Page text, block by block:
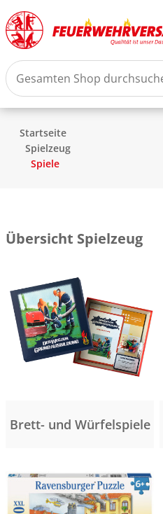
Startseite
Spielzeug
Spiele
Übersicht Spielzeug
Brett- und Würfelspiele